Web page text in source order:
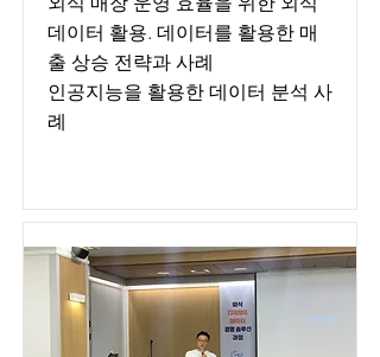
데이터 활용. 데이터를 활용한 매
출 상승 전략과 사례
인공지능을 활용한 데이터 분석 사
례